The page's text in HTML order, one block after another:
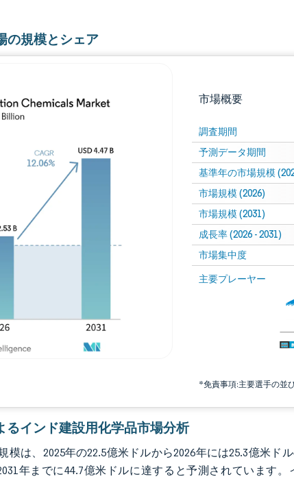
の規模とシェア
市場概要
調査期間
予測データ期間
基準年の市場規模
市場規模 (2026)
市場規模 (2031)
成長率 (2026 - 2031)
市場集中度
主要プレーヤー
*免責事項:主要選手の並
画像 © Mordor
画像 © Mordor Intelligence。再利用にはCC BY 4.0の表示が必要です。
インド建設用化学品市場分析
模は、2025年の22.5億米ドルから2026年には25.3億米ド
年までに44.7億米ドルに達すると予測されています